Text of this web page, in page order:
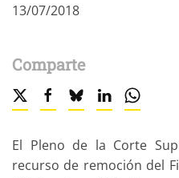
13/07/2018
Comparte
El Pleno de la Corte
recurso de remoción del